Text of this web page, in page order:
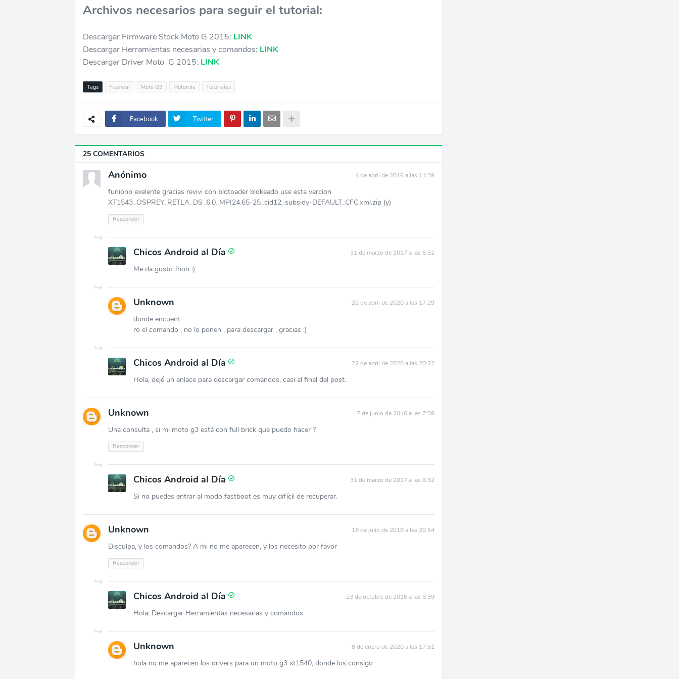
Archivos necesarios para seguir el tutorial:
Descargar Firmware Stock Moto G 2015: LINK
Descargar Herramientas necesarias y comandos: LINK
Descargar Driver Moto G 2015: LINK
Tags Flashear Moto G3 Motorola Tutoriales
Facebook Twitter
25 COMENTARIOS
Anónimo 4 de abril de 2016 a las 11:39
funiono exelente gracias revivi con blotoader blokeado use esta vercion
XT1543_OSPREY_RETLA_DS_6.0_MPI24.65-25_cid12_subsidy-DEFAULT_CFC.xml.zip (y)
Responder
Chicos Android al Día 31 de marzo de 2017 a las 6:52
Me da gusto Jhon :)
Unknown 22 de abril de 2020 a las 17:29
donde encuent
ro el comando , no lo ponen , para descargar , gracias :)
Chicos Android al Día 22 de abril de 2020 a las 20:22
Hola, dejé un enlace para descargar comandos, casi al final del post.
Unknown 7 de junio de 2016 a las 7:09
Una consulta , si mi moto g3 está con full brick que puedo hacer ?
Responder
Chicos Android al Día 31 de marzo de 2017 a las 6:52
Si no puedes entrar al modo fastboot es muy difícil de recuperar.
Unknown 18 de julio de 2016 a las 20:54
Disculpa, y los comandos? A mi no me aparecen, y los necesito por favor
Responder
Chicos Android al Día 23 de octubre de 2016 a las 5:59
Hola: Descargar Herramientas necesarias y comandos
Unknown 8 de enero de 2020 a las 17:51
hola no me aparecen los drivers para un moto g3 xt1540, donde los consigo